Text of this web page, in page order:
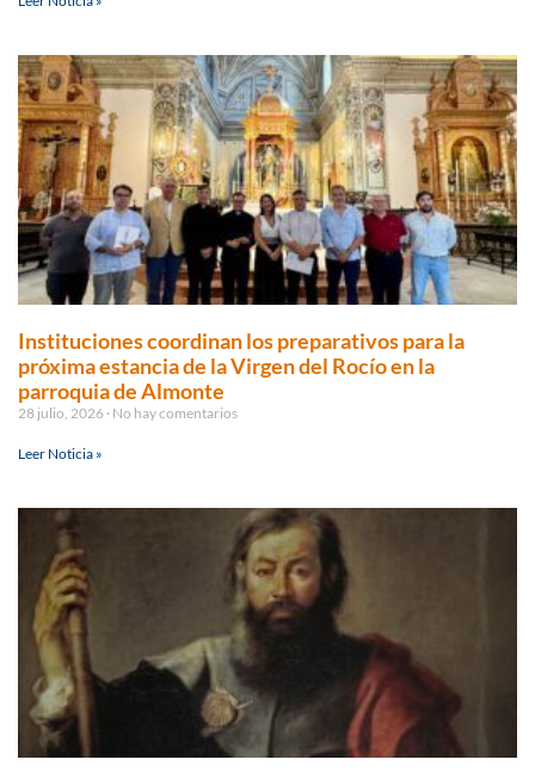
Instituciones coordinan los preparativos para la
próxima estancia de la Virgen del Rocío en la
parroquia de Almonte
28 julio, 2026 No hay comentarios
Leer Noticia »